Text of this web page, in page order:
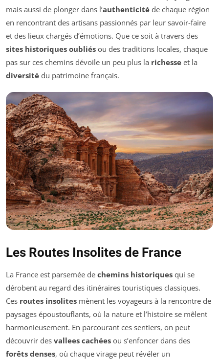
mais aussi de plonger dans l’authenticité de chaque région
en rencontrant des artisans passionnés par leur savoir-faire
et des lieux chargés d’émotions. Que ce soit à travers des
sites historiques oubliés ou des traditions locales, chaque
pas sur ces chemins dévoile un peu plus la richesse et la
diversité du patrimoine français.
Les Routes Insolites de France
La France est parsemée de chemins historiques qui se
dérobent au regard des itinéraires touristiques classiques.
Ces routes insolites mènent les voyageurs à la rencontre de
paysages époustouflants, où la nature et l’histoire se mêlent
harmonieusement. En parcourant ces sentiers, on peut
découvrir des vallees cachées ou s’enfoncer dans des
forêts denses, où chaque virage peut révéler un